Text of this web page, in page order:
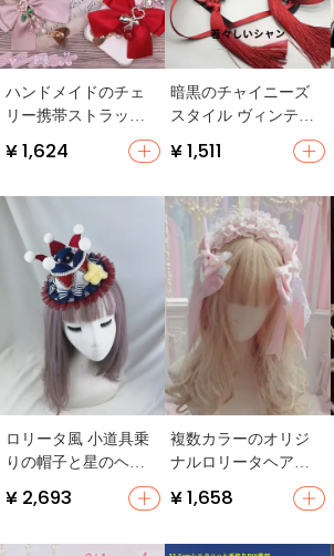
ハンドメイドのチェ
リー携帯ストラップ
【リボンデザイン・
ラブリー】
¥ 1,624
暗黒のチャイニーズ
スタイル ヴィンテー
ジボルドーの双馬尾
ヘアアクセサリー
髪飾り】
¥ 1,511
ロリータ風 小道具乗
りの帽子と星のヘア
クリップ【手作り・
ファンタジー】
¥ 2,693
複数カラーのオリジ
ナルロリータヘアバ
ス・リボンデザイ
¥ 1,658